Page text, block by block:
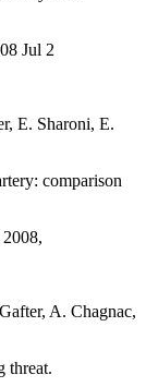
Jul 2
E. Sharoni, E.
comparison
A. Chagnac,